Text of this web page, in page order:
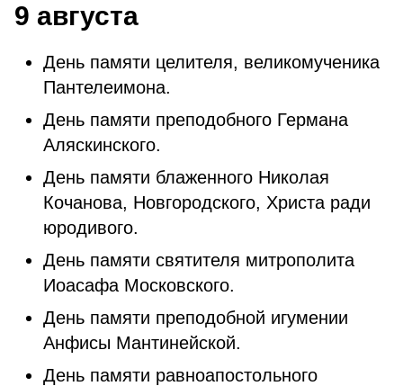
9 августа
День памяти целителя, великомученика
Пантелеимона.
День памяти преподобного Германа
Аляскинского.
День памяти блаженного Николая
Кочанова, Новгородского, Христа ради
юродивого.
День памяти святителя митрополита
Иоасафа Московского.
День памяти преподобной игумении
Анфисы Мантинейской.
День памяти равноапостольного